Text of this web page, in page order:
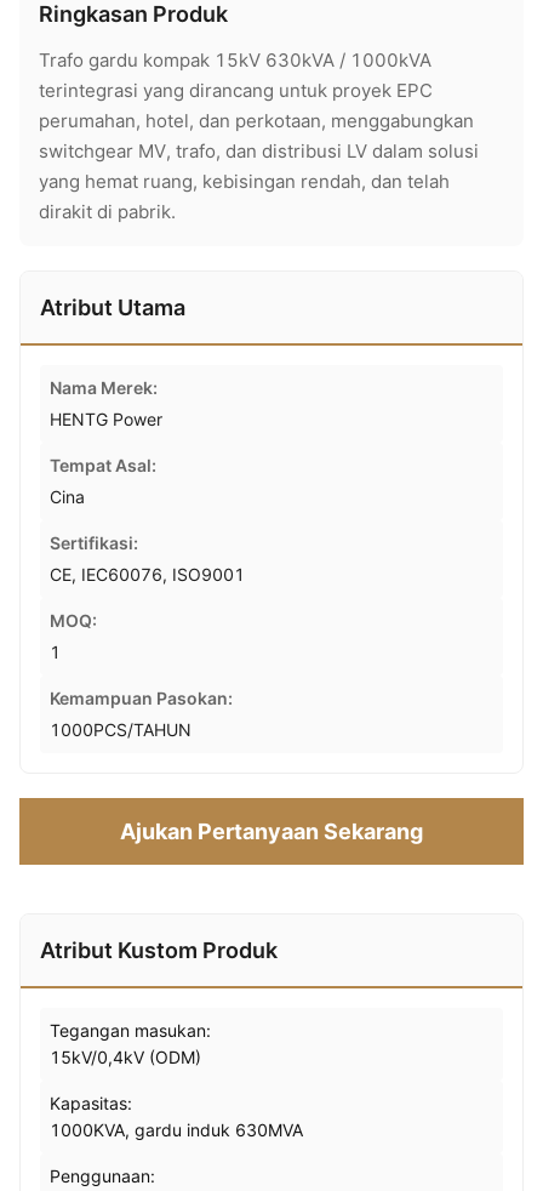
Ringkasan Produk
Trafo gardu kompak 15kV 630kVA / 1000kVA
terintegrasi yang dirancang untuk proyek EPC
perumahan, hotel, dan perkotaan, menggabungkan
switchgear MV, trafo, dan distribusi LV dalam solusi
yang hemat ruang, kebisingan rendah, dan telah
dirakit di pabrik.
Atribut Utama
Nama Merek:
HENTG Power
Tempat Asal:
Cina
Sertifikasi:
CE, IEC60076, ISO9001
MOQ:
1
Kemampuan Pasokan:
1000PCS/TAHUN
Ajukan Pertanyaan Sekarang
Atribut Kustom Produk
Tegangan masukan:
15kV/0,4kV (ODM)
Kapasitas:
1000KVA, gardu induk 630MVA
Penggunaan: